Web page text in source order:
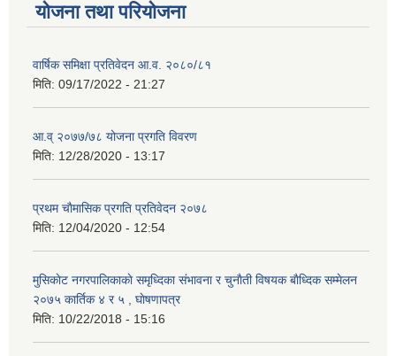
योजना तथा परियोजना
वार्षिक समिक्षा प्रतिवेदन आ.व. २०८०/८१
मिति: 09/17/2022 - 21:27
आ.व् २०७७/७८ योजना प्रगति विवरण
मिति: 12/28/2020 - 13:17
प्रथम चाैमासिक प्रगति प्रतिवेदन २०७८
मिति: 12/04/2020 - 12:54
मुसिकाेट नगरपालिकाकाे समृध्दिका संभावना र चुनाैती विषयक बाैध्दिक सम्मेलन
२०७५ कार्तिक ४ र ५ , घाेषणापत्र
मिति: 10/22/2018 - 15:16